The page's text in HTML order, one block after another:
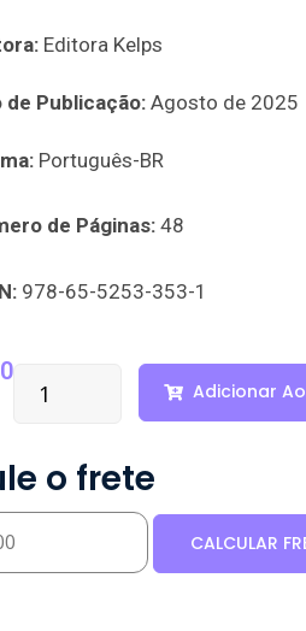
Editora Kelps
de Publicação:Agosto de 2025
Português-BR
de Páginas: 48
978-65-5253-353-1
Adicionar
o frete